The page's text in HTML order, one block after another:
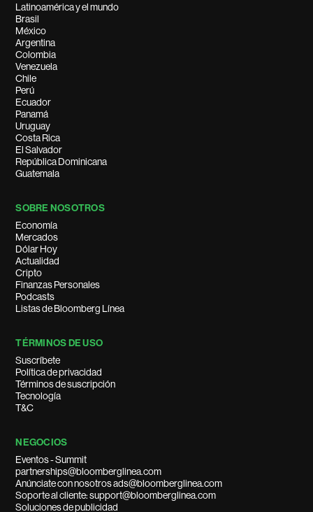
Latinoamérica y el mundo
Brasil
México
Argentina
Colombia
Venezuela
Chile
Perú
Ecuador
Panamá
Uruguay
Costa Rica
El Salvador
República Dominicana
Guatemala
SOBRE NOSOTROS
Economía
Mercados
Dólar Hoy
Actualidad
Cripto
Finanzas Personales
Podcasts
Listas de Bloomberg Línea
TÉRMINOS DE USO
Suscríbete
Política de privacidad
Términos de suscripción
Tecnología
T&C
NEGOCIOS
Eventos - Summit
partnerships@bloomberglinea.com
Anúnciate con nosotros ads@bloomberglinea.com
Soporte al cliente: support@bloomberglinea.com
Soluciones de publicidad